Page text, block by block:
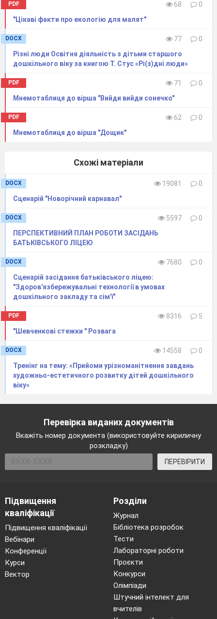
PDF 68
0
"Цікаві факти про екологію для малят"
DOCX 77
0
Різні люди Освітня діяльність з дітьми старшого
дошкільного віку за книгою Т. Стус «Рі(з)дні люди»
PDF 71
0
Мнемотаблиця до вірша "Вийди вийди сонечко"
PDF 62
0
Мнемотаблиця до вірша "Дощик"
Схожі матеріали
DOCX 19081
0
Сценарій "Новорічний карнавал"
DOCX 5597
0
ПЕРСПЕКТИВНИЙ ПЛАН РОБОТИ ЗАСІДАНЬ
БАТЬКІВСЬКОГО ЛІЦЕЮ
DOCX 7680
0
Сценарій засідання батьківського ліцею:
"Здоров'язбережувальні технології в умовах
дошкільного закладу та сім'ї"
PDF 8316
5
"Шевченкові стежки " Розвага
DOCX 14558
0
Тренінг на тему: «Прийоми урізноманітнення завдань
художньо-естетичного розвитку дітей дошкільного
віку»
Перевірка виданих документів
Вкажіть номер документа (використовуйте кириличну
розкладку)
ПЕРЕВІРИТИ
Підвищення
кваліфікації
Підвищення кваліфікації
Вебінари
Конференції
Курси
Вектор
Розділи
Журнал
Бібліотека розробок
Тести
Лабораторні роботи
Проєкти
Конкурси
Олімпіади
Штучний інтелект для
вчителів